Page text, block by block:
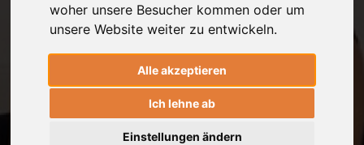
woher unsere Besucher kommen oder um
unsere Website weiter zu entwickeln.
Alle akzeptieren
Ich lehne ab
Einstellungen ändern